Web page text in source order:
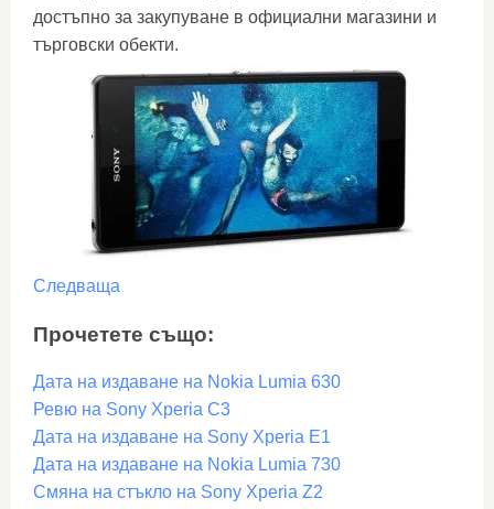
достъпно за закупуване в официални магазини и
търговски обекти.
Следваща
Прочетете също:
Дата на издаване на Nokia Lumia 630
Ревю на Sony Xperia C3
Дата на издаване на Sony Xperia E1
Дата на издаване на Nokia Lumia 730
Смяна на стъкло на Sony Xperia Z2